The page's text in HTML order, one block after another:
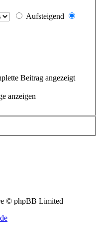
Aufsteigend
Beitrag angezeigt
anzeigen
© phpBB Limited